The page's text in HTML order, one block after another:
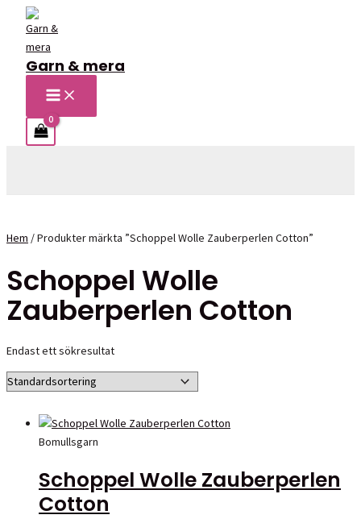
Hoppa
innehåll
Garn & mera
MAIN
MENU
Hem / Produkter märkta ”Schoppel Wolle Zauberperlen Cotton”
Schoppel Wolle
Zauberperlen Cotton
Endast ett sökresultat
Bomullsgarn
Schoppel Wolle Zauberperlen
Cotton